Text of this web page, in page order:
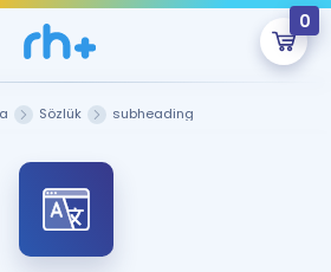
0
Şu An Boş.
hazırlayacak onlarca eğitim seni
bekliyor!
Sözlük subheading